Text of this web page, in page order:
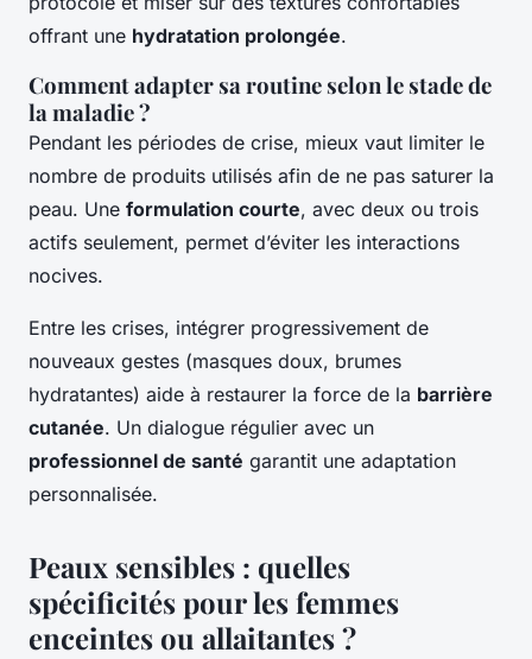
offrant une hydratation prolongée.
Comment adapter sa routine selon le stade de
la maladie ?
Pendant les périodes de crise, mieux vaut limiter le
nombre de produits utilisés afin de ne pas saturer la
peau. Une formulation courte, avec deux ou trois
actifs seulement, permet d’éviter les interactions
nocives.
Entre les crises, intégrer progressivement de
nouveaux gestes (masques doux, brumes
hydratantes) aide à restaurer la force de la barrière
cutanée. Un dialogue régulier avec un
professionnel de santé garantit une adaptation
personnalisée.
Peaux sensibles : quelles
spécificités pour les femmes
enceintes ou allaitantes ?